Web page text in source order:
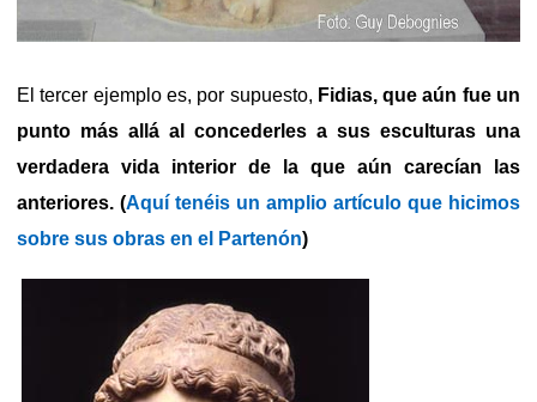
El tercer ejemplo es, por supuesto, Fidias, que aún fue un
punto más allá al concederles a sus esculturas una
verdadera vida interior de la que aún carecían las
anteriores. (Aquí tenéis un amplio artículo que hicimos
sobre sus obras en el Partenón)